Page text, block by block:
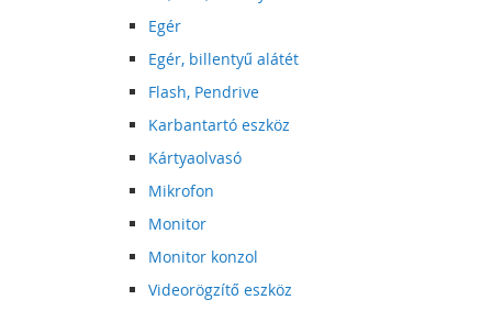
Egér
Egér, billentyű alátét
Flash, Pendrive
Karbantartó eszköz
Kártyaolvasó
Mikrofon
Monitor
Monitor konzol
Videorögzítő eszköz